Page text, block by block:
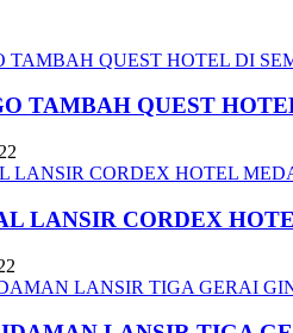
TAMBAH QUEST
LANSIR CORDEX